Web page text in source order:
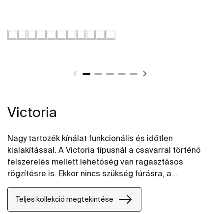
Victoria
Nagy tartozék kínálat funkcionális és időtlen
kialakítással. A Victoria típusnál a csavarral történő
felszerelés mellett lehetőség van ragasztásos
rögzítésre is. Ekkor nincs szükség fúrásra, a
ragasztás nagyon tartós (max. 5 kg statikus terhelést
bír). A tökéletes megoldás magán fürdőszobákhoz,
fél-nyilvános, vagy nyilvános mosdókhoz, beleértve a
Teljes kollekció megtekintése